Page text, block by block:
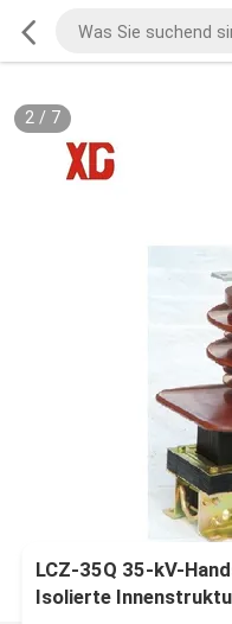
2/ 7
LCZ-35Q 35-kV-
Isolierte